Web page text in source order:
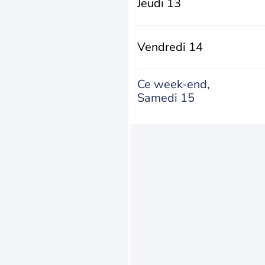
Jeudi 13
Vendredi 14
Ce week-end,
Samedi 15